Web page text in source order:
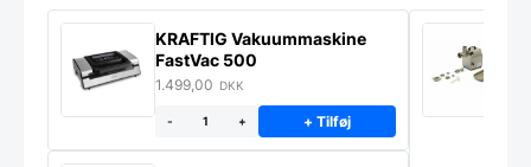
KRAFTIG Vakuummaskine
FastVac 500
1.499,00 DKK
- + + Tilføj